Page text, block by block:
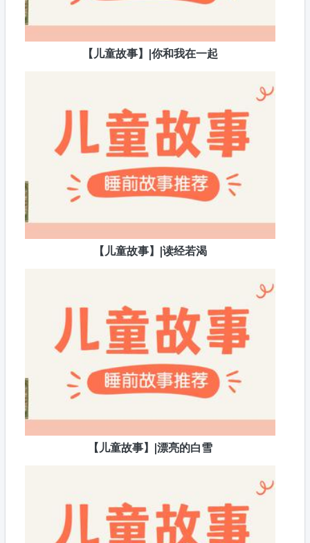
【儿童故事】|你和我在一起
【儿童故事】|读经若渴
【儿童故事】|漂亮的白雪